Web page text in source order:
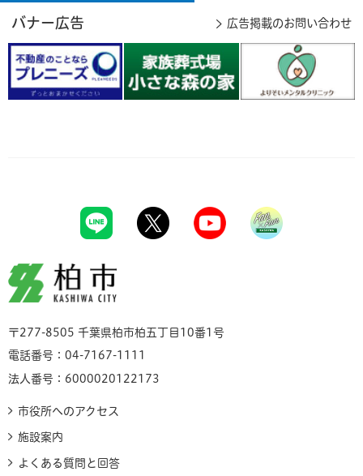
バナー広告 広告掲載のお問い合わせ
柏市
〒277-8505 千葉県柏市柏五丁目10番1号
電話番号：04-7167-1111
法人番号：6000020122173
市役所へのアクセス
施設案内
よくある質問と回答